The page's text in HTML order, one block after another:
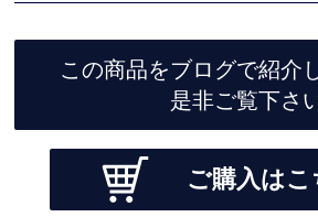
この商品をブログで紹介
是非ご覧下さ
ご購入はこ